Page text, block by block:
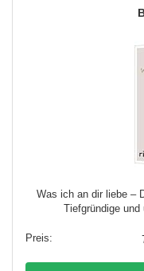
Was ich an dir liebe –
Tiefgründige und